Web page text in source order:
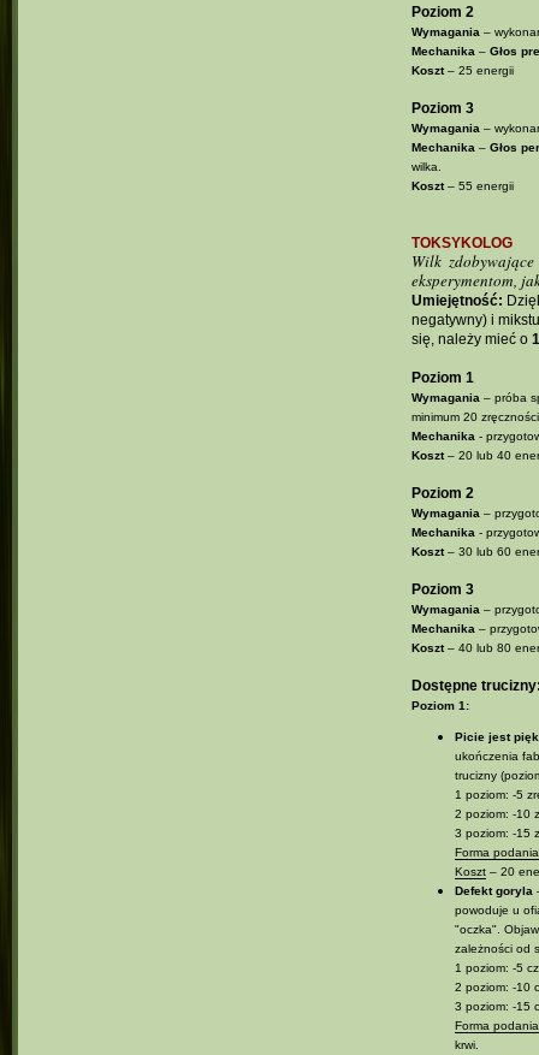
Poziom 2
Wymagania–
Mechanika– Głos
Koszt– 25 energii
Poziom 3
Wymagania–
Mechanika– Głos
wilka.
Koszt– 55 energii
TOKSYKOLOG
Wilk
eksperymentom,
Umiejętność:
negatywny) i
się, należy mieć o
Poziom 1
Wymagania– próba
minimum 20
Mechanika-
Koszt– 20 lub 40
Poziom 2
Wymagania–
Mechanika-
Koszt– 30 lub 60
Poziom 3
Wymagania–
Mechanika–
Koszt– 40 lub 80
Dostępne
Poziom 1:
Picie jest
ukończenia
trucizny
1 poziom: -5
2 poziom: -10
3 poziom: -15
Forma
Koszt– 20
Defekt goryla
powoduje u
"oczka".
zależności od
1 poziom: -5
2 poziom: -10
3 poziom: -15
Forma
krwi.